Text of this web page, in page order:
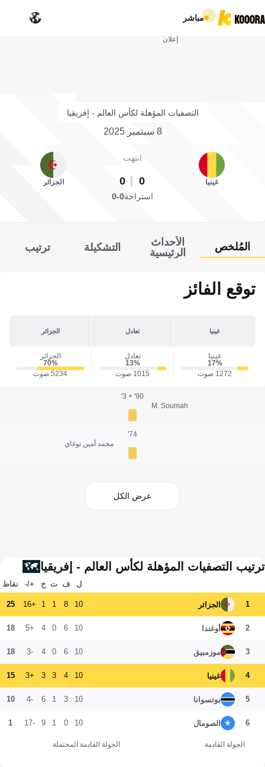
مباشر
إعلان
التصفيات المؤهلة لكأس العالم - إفريقيا
8 سبتمبر 2025
غينيا
انتهت
0
0 الجزائر
استراحة0-0
المُلخص
الأحداث
الرئيسية
التشكيلة ترتيب
توقع الفائز
غينيا تعادل الجزائر
غينيا
17‎%‎
1272 صوت
تعادل
13‎%‎
1015 صوت
الجزائر
70‎%‎
5234 صوت
M. Soumah
90' + 3'
محمد أمين توغاي
74'
عرض الكل
ترتيب التصفيات المؤهلة لكأس العالم - إفريقيا
ل ف ت خ +/- نقاط
1 الجزائر 10
8
1
1
+16
25
2 أوغندا 10
6
0
4
+5
18
3 موزمبيق 10
6
0
4
-3
18
4 غينيا 10
4
3
3
+3
15
5 بوتسوانا 10
3
1
6
-4
10
6 الصومال 10
0
1
9
-17
1
الجولة القادمة الجولة القادمة المحتملة